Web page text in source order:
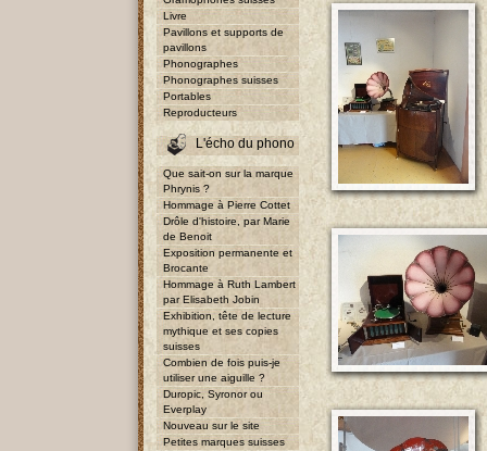
Livre
Pavillons et supports de
pavillons
Phonographes
Phonographes suisses
Portables
Reproducteurs
L'écho du phono
Que sait-on sur la marque
Phrynis ?
Hommage à Pierre Cottet
Drôle d'histoire, par Marie
de Benoit
Exposition permanente et
Brocante
Hommage à Ruth Lambert
par Elisabeth Jobin
Exhibition, tête de lecture
mythique et ses copies
suisses
Combien de fois puis-je
utiliser une aiguille ?
Duropic, Syronor ou
Everplay
Nouveau sur le site
Petites marques suisses